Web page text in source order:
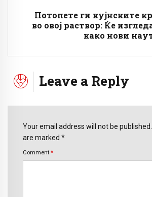
Потопете ги кујнските
во овој раствор: Ќе
како нови
Leave a Reply
Your email address will not be
are marked *
Comment *